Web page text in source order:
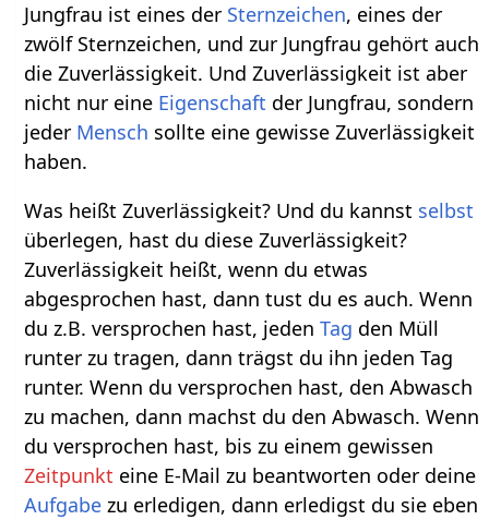
Jungfrau ist eines der Sternzeichen, eines der
zwölf Sternzeichen, und zur Jungfrau gehört auch
die Zuverlässigkeit. Und Zuverlässigkeit ist aber
nicht nur eine Eigenschaft der Jungfrau, sondern
jeder Mensch sollte eine gewisse Zuverlässigkeit
haben.
Was heißt Zuverlässigkeit? Und du kannst selbst
überlegen, hast du diese Zuverlässigkeit?
Zuverlässigkeit heißt, wenn du etwas
abgesprochen hast, dann tust du es auch. Wenn
du z.B. versprochen hast, jedenTag den Müll
runter zu tragen, dann trägst du ihn jeden Tag
runter. Wenn du versprochen hast, den Abwasch
zu machen, dann machst du den Abwasch. Wenn
du versprochen hast, bis zu einem gewissen
Zeitpunkt eine E-Mail zu beantworten oder deine
Aufgabe zu erledigen, dann erledigst du sie eben